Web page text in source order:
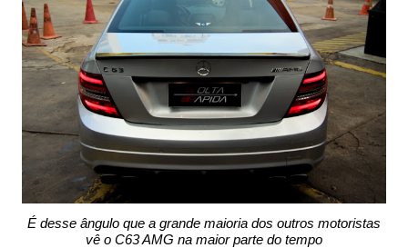
É desse ângulo que a grande maioria dos outros motoristas
vê o C63 AMG na maior parte do tempo